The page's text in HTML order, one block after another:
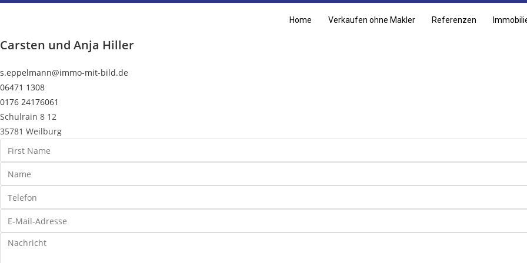
Home Verkaufen ohne Makler Referenzen
Carsten und Anja Hiller
s.eppelmann@immo-mit-bild.de
06471 1308
0176 24176061
Schulrain 8 12
35781 Weilburg